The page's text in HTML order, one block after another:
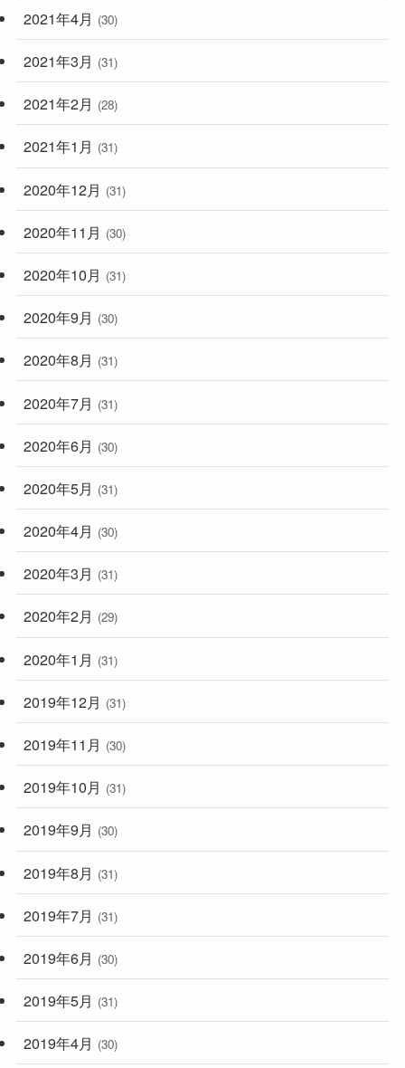
2021年4月 (30)
2021年3月 (31)
2021年2月 (28)
2021年1月 (31)
2020年12月 (31)
2020年11月 (30)
2020年10月 (31)
2020年9月 (30)
2020年8月 (31)
2020年7月 (31)
2020年6月 (30)
2020年5月 (31)
2020年4月 (30)
2020年3月 (31)
2020年2月 (29)
2020年1月 (31)
2019年12月 (31)
2019年11月 (30)
2019年10月 (31)
2019年9月 (30)
2019年8月 (31)
2019年7月 (31)
2019年6月 (30)
2019年5月 (31)
2019年4月 (30)